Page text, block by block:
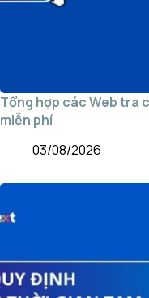
Tổng hợp các Web tra
miễn phí
03/08/2026